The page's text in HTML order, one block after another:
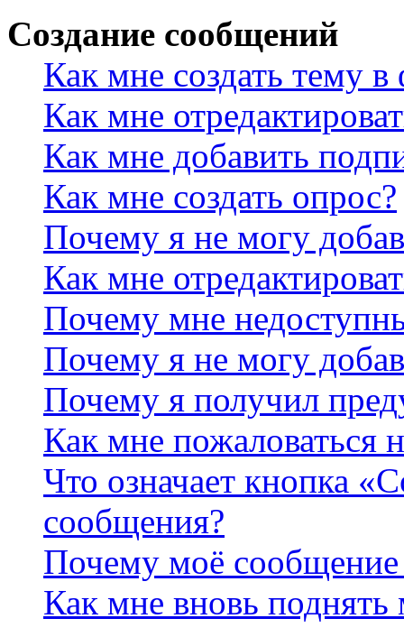
Создание сообщений
Как мне создать тему
Как мне
Как мне добавить
Как мне создать опрос?
Почему я не могу
Как мне
Почему мне
Почему я не могу
Почему я получил
Как мне пожаловаться
Что означает кнопка
сообщения?
Почему моё сообщение
Как мне вновь